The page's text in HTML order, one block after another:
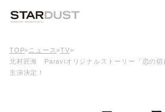
TOP> ニュース>TV>
北村匠海 Paraviオリジナルストーリー「恋の切
主演決定！